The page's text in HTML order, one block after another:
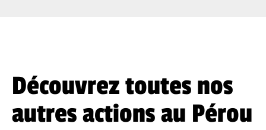
Découvrez toutes nos
autres actions au Pérou